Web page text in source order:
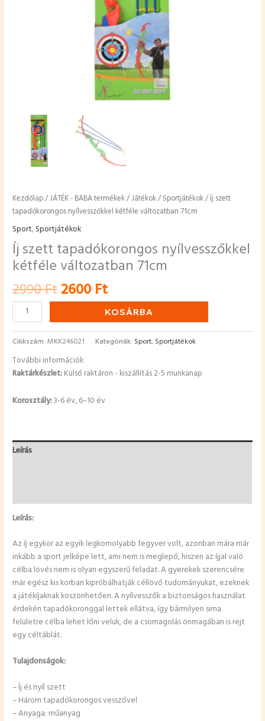
Kezdőlap/JÁTÉK - BABA termékek/Játékok/Sportjátékok/ Íj szett
tapadókorongos nyílvesszőkkel kétféle változatban 71cm
Sport,Sportjátékok
Íj szett tapadókorongos nyílvesszőkkel
kétféle változatban 71cm
2990Ft2600 Ft
KOSÁRBA
Cikkszám:MKK246021 Kategóriák: Sport, Sportjátékok
További információk
Raktárkészlet:Külső raktáron - kiszállítás 2-5 munkanap
Korosztály:3-6 év, 6–10 év
Leírás
Leírás:
Az íj egykor az egyik legkomolyabb fegyver volt, azonban mára már
inkább a sport jelképe lett, ami nem is meglepő, hiszen az íjjal való
célba lövés nem is olyan egyszerű feladat. A gyerekek szerencsére
már egész kis korban kipróbálhatják céllövő tudományukat, ezeknek
a játékíjaknak köszönhetően. A nyílvesszők a biztonságos használat
érdekén tapadókoronggal lettek ellátva, így bármilyen sima
felületre célba lehet lőni velük, de a csomagolás önmagában is rejt
egy céltáblát.
Tulajdonságok:
– Íj és nyíl szett
– Három tapadókorongos vesszővel
– Anyaga: műanyag